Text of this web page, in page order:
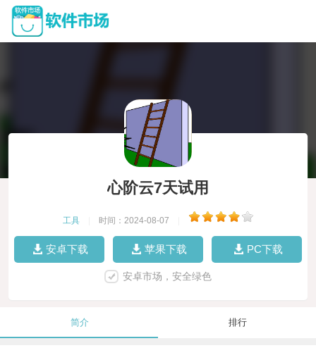
心阶云7天试用
工具 时间：2024-08-07
安卓下载 苹果下载 PC下载
安卓市场，安全绿色
简介 排行